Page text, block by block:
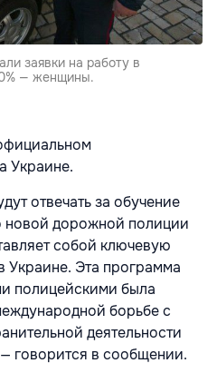
заявки на работу в
— женщины.
Украине.
отвечать за обучение
новой дорожной полиции
собой ключевую
Эта программа
полицейскими была
борьбе с
деятельности
говорится в сообщении.